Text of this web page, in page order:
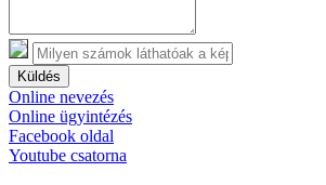
Küldés
Online nevezés
Online ügyintézés
Facebook oldal
Youtube csatorna